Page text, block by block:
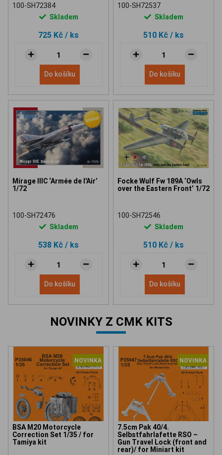
100-SH72384
Skladem
725 Kč / ks
Do košíku
100-SH72537
Skladem
510 Kč / ks
Do košíku
Mirage IIIC ‘Armée de l'Air’
1/72
100-SH72476
Skladem
538 Kč / ks
Do košíku
Focke Wulf Fw 189A ‘Owls
over the Eastern Front’ 1/72
100-SH72546
Skladem
510 Kč / ks
Do košíku
NOVINKY Z CMK KITS
NOVINKA
BSA M20 Motorcycle
Correction Set 1/35 / for
Tamiya kit
NOVINKA
7.5cm Pak 40/4.
Selbstfahrlafette RSO –
Gun Travel Lock (front and
rear)/ for Miniart kit